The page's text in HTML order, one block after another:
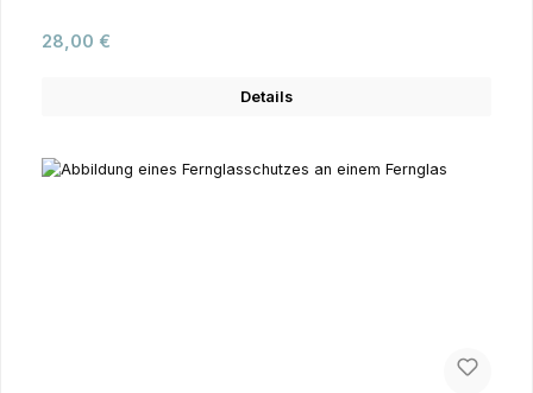
Regulärer Preis:
28,00 €
Details